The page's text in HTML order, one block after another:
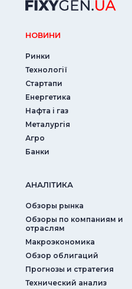
НОВИНИ
Ринки
Технології
Стартапи
Енергетика
Нафта і газ
Металургія
Агро
Банки
АНАЛIТИКА
Обзоры рынка
Обзоры по компаниям и
отраслям
Макроэкономика
Обзор облигаций
Прогнозы и стратегия
Технический анализ